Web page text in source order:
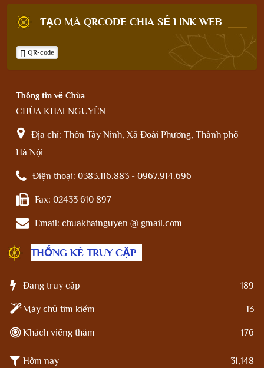
TẠO MÃ QRCODE CHIA SẺ LINK WEB
QR-code
Thông tin về Chùa
CHÙA KHAI NGUYÊN
Địa chỉ: Thôn Tây Ninh, Xã Đoài Phương, Thành phố
Hà Nội
Điện thoại: 0383.116.883 - 0967.914.696
Fax: 02433 610 897
Email: chuakhainguyen @ gmail.com
THỐNG KÊ TRUY CẬP
Đang truy cập 189
Máy chủ tìm kiếm 13
Khách viếng thăm 176
Hôm nay 31,148